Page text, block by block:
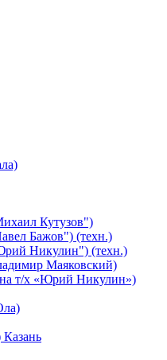
Кутузов")
Бажов") (техн.)
Никулин") (техн.)
Маяковский)
т/х «Юрий Никулин»)
Казань